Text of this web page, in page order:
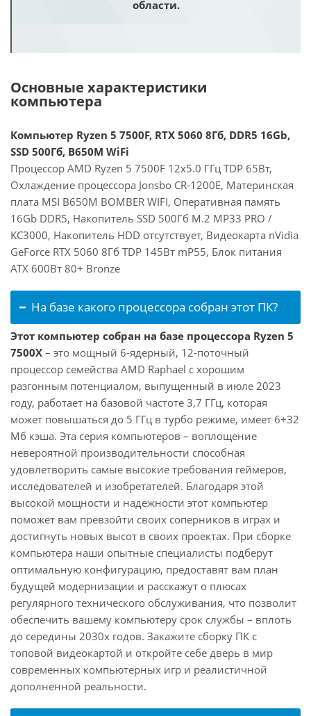
области.
Основные характеристики
компьютера
Компьютер Ryzen 5 7500F, RTX 5060 8Гб, DDR5 16Gb,
SSD 500Гб, B650M WiFi
Процессор AMD Ryzen 5 7500F 12x5.0 ГГц TDP 65Вт,
Охлаждение процессора Jonsbo CR-1200E, Материнская
плата MSI B650M BOMBER WIFI, Оперативная память
16Gb DDR5, Накопитель SSD 500Гб M.2 MP33 PRO /
KC3000, Накопитель HDD отсутствует, Видеокарта nVidia
GeForce RTX 5060 8Гб TDP 145Вт mP55, Блок питания
ATX 600Вт 80+ Bronze
На базе какого процессора собран этот ПК?
Этот компьютер собран на базе процессора Ryzen 5
7500X – это мощный 6-ядерный, 12-поточный
процессор семейства AMD Raphael с хорошим
разгонным потенциалом, выпущенный в июле 2023
году, работает на базовой частоте 3,7 ГГц, которая
может повышаться до 5 ГГц в турбо режиме, имеет 6+32
Мб кэша. Эта серия компьютеров – воплощение
невероятной производительности способная
удовлетворить самые высокие требования геймеров,
исследователей и изобретателей. Благодаря этой
высокой мощности и надежности этот компьютер
поможет вам превзойти своих соперников в играх и
достигнуть новых высот в своих проектах. При сборке
компьютера наши опытные специалисты подберут
оптимальную конфигурацию, предоставят вам план
будущей модернизации и расскажут о плюсах
регулярного технического обслуживания, что позволит
обеспечить вашему компьютеру срок службы – вплоть
до середины 2030х годов. Закажите сборку ПК с
топовой видеокартой и откройте себе дверь в мир
современных компьютерных игр и реалистичной
дополненной реальности.